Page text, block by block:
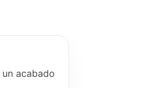
acabado